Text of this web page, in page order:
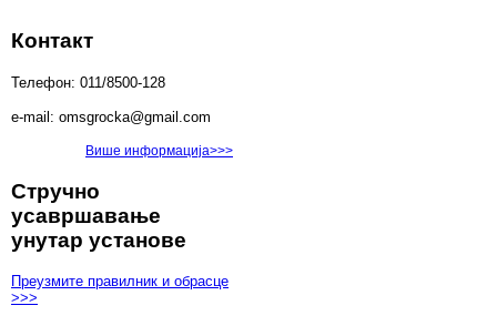
Контакт
Телефон: 011/8500-128
e-mail: omsgrocka@gmail.com
Више информација>>>
Стручно
усавршавање
унутар установе
Преузмите правилник и обрасце
>>>